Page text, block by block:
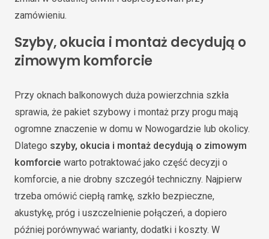
zamówieniu.
Szyby, okucia i montaż decydują o
zimowym komforcie
Przy oknach balkonowych duża powierzchnia szkła
sprawia, że pakiet szybowy i montaż przy progu mają
ogromne znaczenie w domu w Nowogardzie lub okolicy.
Dlatego szyby, okucia i montaż decydują o zimowym
komforcie warto potraktować jako część decyzji o
komforcie, a nie drobny szczegół techniczny. Najpierw
trzeba omówić ciepłą ramkę, szkło bezpieczne,
akustykę, próg i uszczelnienie połączeń, a dopiero
później porównywać warianty, dodatki i koszty. W